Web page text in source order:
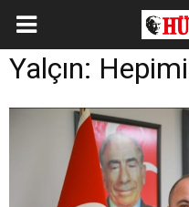
Yalçın: